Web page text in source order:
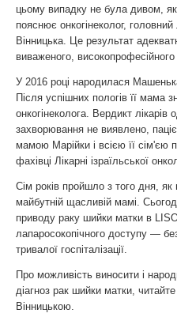
цьому випадку не була дивом,
пояснює онкогінеколог,
Вінницька. Це результат
виваженого, високопрофесійного
У 2016 році народилася
Після успішних пологів її мама
онкогінеколога. Вердикт
захворювання не виявлено,
мамою Марійки і всією її сім'єю
фахівці Лікарні ізраїльської
Сім років пройшло з того дня,
майбутній щасливій мамі.
приводу раку шийки матки в
лапаросокопічного доступу —
тривалої госпіталізації.
Про можливість виносити і
діагноз рак шийки матки,
Вінницькою.